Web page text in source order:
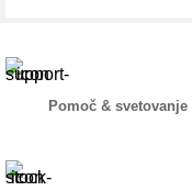
Pomoč & svetovanje